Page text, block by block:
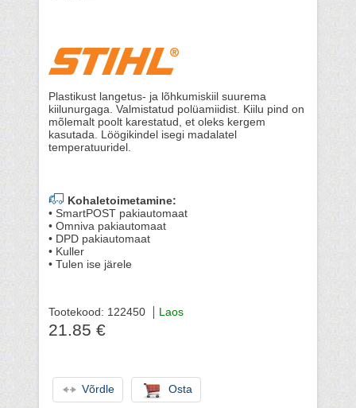
Plastikust langetus- ja lõhkumiskiil suurema
kiilunurgaga. Valmistatud polüamiidist. Kiilu pind on
mõlemalt poolt karestatud, et oleks kergem
kasutada. Löögikindel isegi madalatel
temperatuuridel.
Kohaletoimetamine:
• SmartPOST pakiautomaat
• Omniva pakiautomaat
• DPD pakiautomaat
• Kuller
• Tulen ise järele
Tootekood: 122450 Laos
21.85 €
Võrdle Osta